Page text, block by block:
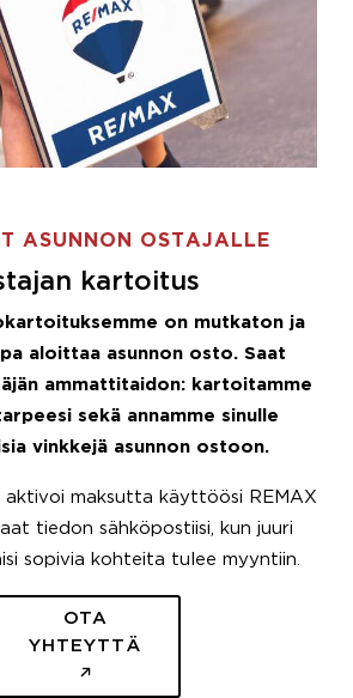
ASUNNON OSTAJALLE
kartoitus
on mutkaton ja
aloittaa asunnon osto. Saat
ammattitaidon: kartoitamme
sekä annamme sinulle
vinkkejä asunnon ostoon.
aktivoi maksutta käyttöösi REMAX
tiedon sähköpostiisi, kun juuri
sopivia kohteita tulee myyntiin.
OTA
YHTEYTTÄ